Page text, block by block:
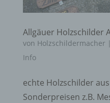
Allgäuer Holzschilder
von Holzschildermacher |
Info
echte Holzschilder
Sonderpreisen z.B.